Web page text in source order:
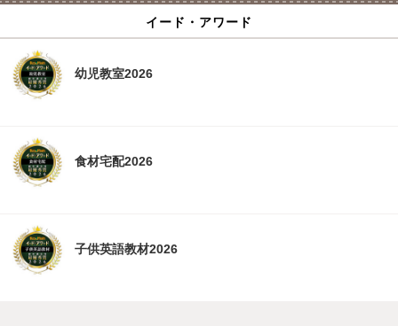
イード・アワード
幼児教室2026
食材宅配2026
子供英語教材2026